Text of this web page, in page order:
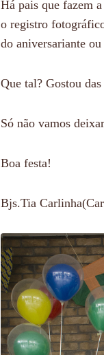
Há pais que fazem
o registro
do aniversariante
Que tal? Gostou
Só não vamos
Boa festa!
Bjs.Tia